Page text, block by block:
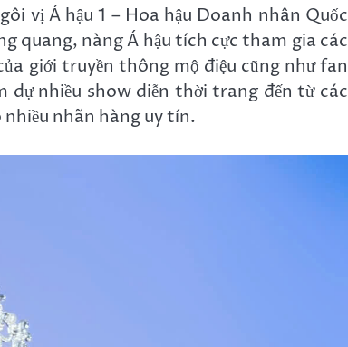
vị Á hậu 1 – Hoa hậu Doanh nhân Quốc
quang, nàng Á hậu tích cực tham gia các
giới truyền thông mộ điệu cũng như fan
dự nhiều show diễn thời trang đến từ các
nhiều nhãn hàng uy tín.